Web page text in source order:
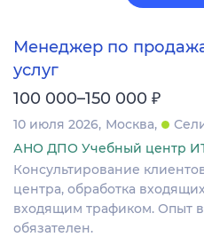
Менеджер по
услуг
100 000–150 000 ₽
10 июля 2026 Москва
АНО ДПО Учебный центр
Консультирование
центра, обработка
входящим трафиком. Опыт в
обязателен.